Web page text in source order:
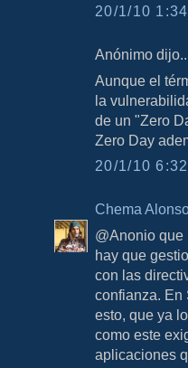
20/1/10
Anónimo
Aunque el
la
de un "Zero
Zero Day
20/1/10
Chema
@Anonio que
hay que
con las
confianza. En
esto, que ya
como este
aplicaciones